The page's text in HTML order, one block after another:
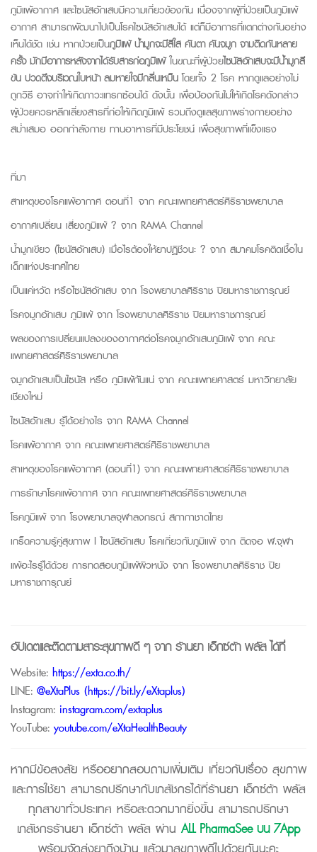
ภูมิแพ้อากาศ และไซนัสอักเสบมีความเกี่ยวข้องกัน เนื่องจากผู้ที่ป่วยเป็นภูมิแพ้
อากาศ สามารถพัฒนาไปเป็นโรคไซนัสอักเสบได้ แต่ก็มีอาการที่แตกต่างกันอย่าง
เห็นได้ชัด เช่น หากป่วยเป็นภูมิแพ้ น้ำมูกจะมีสีใส คันตา คันจมูก จามติดกันหลาย
ครั้ง มักมีอาการหลังจากได้รับสารก่อภูมิแพ้ในขณะที่ผู้ป่วยไซนัสอักเสบจะมีน้ำมูกสี
ข้น ปวดตึงบริเวณใบหน้า ลมหายใจมีกลิ่นเหม็นโดยทั้ง 2 โรค หากดูแลอย่างไม่
ถูกวิธี อาจทำให้เกิดภาวะแทรกซ้อนได้ ดังนั้น เพื่อป้องกันไม่ให้เกิดโรคดังกล่าว
ผู้ป่วยควรหลีกเลี่ยงสารที่ก่อให้เกิดภูมิแพ้ รวมถึงดูแลสุขภาพร่างกายอย่าง
สม่ำเสมอ ออกกำลังกาย ทานอาหารที่มีประโยชน์ เพื่อสุขภาพที่แข็งแรง
ที่มา
สาเหตุของโรคแพ้อากาศ ตอนที่1 จาก คณะแพทยศาสตร์ศิริราชพยาบาล
อากาศเปลี่ยน เสี่ยงภูมิแพ้ ? จาก RAMA Channel
น้ำมูกเขียว (ไซนัสอักเสบ) เมื่อไรต้องให้ยาปฏิชีวนะ ? จาก สมาคมโรคติดเชื้อใน
เด็กแห่งประเทศไทย
เป็นแค่หวัด หรือไซนัสอักเสบ จากโรงพยาบาลศิริราช ปิยมหาราชการุณย์
โรคจมูกอักเสบ ภูมิแพ้ จากโรงพยาบาลศิริราช ปิยมหาราชการุณย์
ผลของการเปลี่ยนแปลงของอากาศต่อโรคจมูกอักเสบภูมิแพ้ จาก คณะ
แพทยศาสตร์ศิริราชพยาบาล
จมูกอักเสบเป็นไซนัส หรือ ภูมิแพ้กันแน่ จาก คณะแพทยศาสตร์ มหาวิทยาลัย
เชียงใหม่
ไซนัสอักเสบ รู้ได้อย่างไร จาก RAMA Channel
โรคแพ้อากาศ จาก คณะแพทยศาสตร์ศิริราชพยาบาล
สาเหตุของโรคแพ้อากาศ (ตอนที่1) จาก คณะแพทยศาสตร์ศิริราชพยาบาล
การรักษาโรคแพ้อากาศ จาก คณะแพทยศาสตร์ศิริราชพยาบาล
โรคภูมิแพ้ จากโรงพยาบาลจุฬาลงกรณ์ สภากาชาดไทย
เกร็ดความรู้คู่สุขภาพIไซนัสอักเสบ โรคเกี่ยวกับภูมิเเพ้ จาก ติดจอ ฬ.จุฬา
แพ้อะไรรู้ได้ด้วย การทดสอบภูมิแพ้ผิวหนัง จากโรงพยาบาลศิริราช ปิย
มหาราชการุณย์
อัปเดตและติดตามสาระสุขภาพดี ๆ จากร้านยา เอ็กซ์ต้า พลัสได้ที่
Website: https://exta.co.th/
LINE: @eXtaPlus (https://bit.ly/eXtaplus)
Instagram: instagram.com/extaplus
YouTube: youtube.com/eXtaHealthBeauty
หากมีข้อสงสัย หรืออยากสอบถามเพิ่มเติม เกี่ยวกับเรื่อง สุขภาพ
และการใช้ยา สามารถปรึกษากับเภสัชกรได้ที่ร้านยา เอ็กซ์ต้า พลัส
ทุกสาขาทั่วประเทศ หรือสะดวกมากยิ่งขึ้น สามารถปรึกษา
เภสัชกรร้านยา เอ็กซ์ต้า พลัส ผ่าน ALL PharmaSee บน 7App